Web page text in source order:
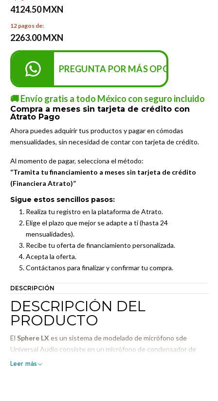
4124.50 MXN
12 pagos de:
2263.00 MXN
PREGUNTA POR MÁS OPCIONES DE
🚚 Envío gratis a todo México con seguro incluido
Compra a meses sin tarjeta de crédito con
Atrato Pago
Ahora puedes adquirir tus productos y pagar en cómodas
mensualidades, sin necesidad de contar con tarjeta de crédito.
Al momento de pagar, selecciona el método:
“Tramita tu financiamiento a meses sin tarjeta de crédito
(Financiera Atrato)”
Sigue estos sencillos pasos:
Realiza tu registro en la plataforma de Atrato.
Elige el plazo que mejor se adapte a ti (hasta 24
mensualidades).
Recibe tu oferta de financiamiento personalizada.
Acepta la oferta.
Contáctanos para finalizar y confirmar tu compra.
DESCRIPCIÓN
DESCRIPCIÓN DEL
PRODUCTO
El Sphere LX es un sistema de modelado de micrófono sde
Universal Audio consiste en un micrófono de condensador de
diafragma grande de alta calidad que funciona junto con un
Leer más